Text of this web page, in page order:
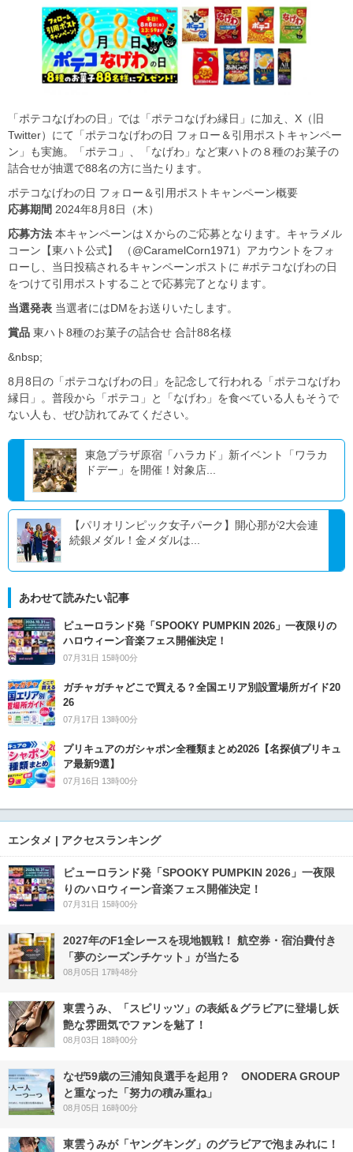
「ポテコなげわの日」では「ポテコなげわ縁日」に加え、X（旧
Twitter）にて「ポテコなげわの日 フォロー＆引用ポストキャンペー
ン」も実施。「ポテコ」、「なげわ」など東ハトの８種のお菓子の
詰合せが抽選で88名の方に当たります。
ポテコなげわの日 フォロー＆引用ポストキャンペーン概要
応募期間 2024年8月8日（木）
応募方法 本キャンペーンはＸからのご応募となります。キャラメル
コーン【東ハト公式】 （@CaramelCorn1971）アカウントをフォ
ローし、当日投稿されるキャンペーンポストに #ポテコなげわの日
をつけて引用ポストすることで応募完了となります。
当選発表 当選者にはDMをお送りいたします。
賞品 東ハト8種のお菓子の詰合せ 合計88名様
&nbsp;
8月8日の「ポテコなげわの日」を記念して行われる「ポテコなげわ
縁日」。普段から「ポテコ」と「なげわ」を食べている人もそうで
ない人も、ぜひ訪れてみてください。
東急プラザ原宿「ハラカド」新イベント「ワラカ
ドデー」を開催！対象店...
【パリオリンピック女子パーク】開心那が2大会連
続銀メダル！金メダルは...
あわせて読みたい記事
ピューロランド発「SPOOKY PUMPKIN 2026」一夜限りの
ハロウィーン音楽フェス開催決定！
07月31日 15時00分
ガチャガチャどこで買える？全国エリア別設置場所ガイド20
26
07月17日 13時00分
プリキュアのガシャポン全種類まとめ2026【名探偵プリキュ
ア最新9選】
07月16日 13時00分
エンタメ | アクセスランキング
ピューロランド発「SPOOKY PUMPKIN 2026」一夜限
りのハロウィーン音楽フェス開催決定！
07月31日 15時00分
2027年のF1全レースを現地観戦！ 航空券・宿泊費付き
「夢のシーズンチケット」が当たる
08月05日 17時48分
東雲うみ、「スピリッツ」の表紙＆グラビアに登場し妖
艶な雰囲気でファンを魅了！
08月03日 18時00分
なぜ59歳の三浦知良選手を起用？ ONODERA GROUP
と重なった「努力の積み重ね」
08月05日 16時00分
東雲うみが「ヤングキング」のグラビアで泡まみれに！